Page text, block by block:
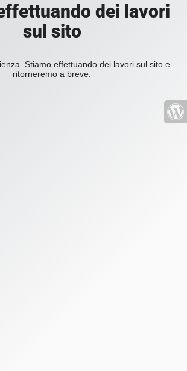
dei lavori
sul sito
Stiamo effettuando dei lavori sul sito e
ritorneremo a breve.